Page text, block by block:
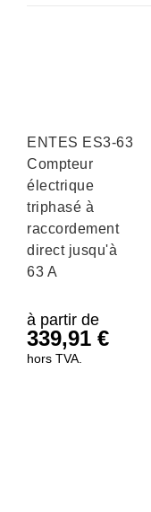
ENTES ES3-63
Compteur
électrique
triphasé à
raccordement
direct jusqu'à
63 A
à partir de
339,91 €
hors TVA.